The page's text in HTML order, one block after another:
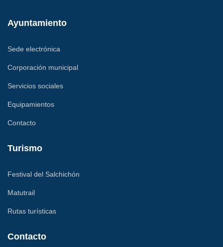
Ayuntamiento
Sede electrónica
Corporación municipal
Servicios sociales
Equipamientos
Contacto
Turismo
Festival del Salchichón
Matutrail
Rutas turísticas
Contacto